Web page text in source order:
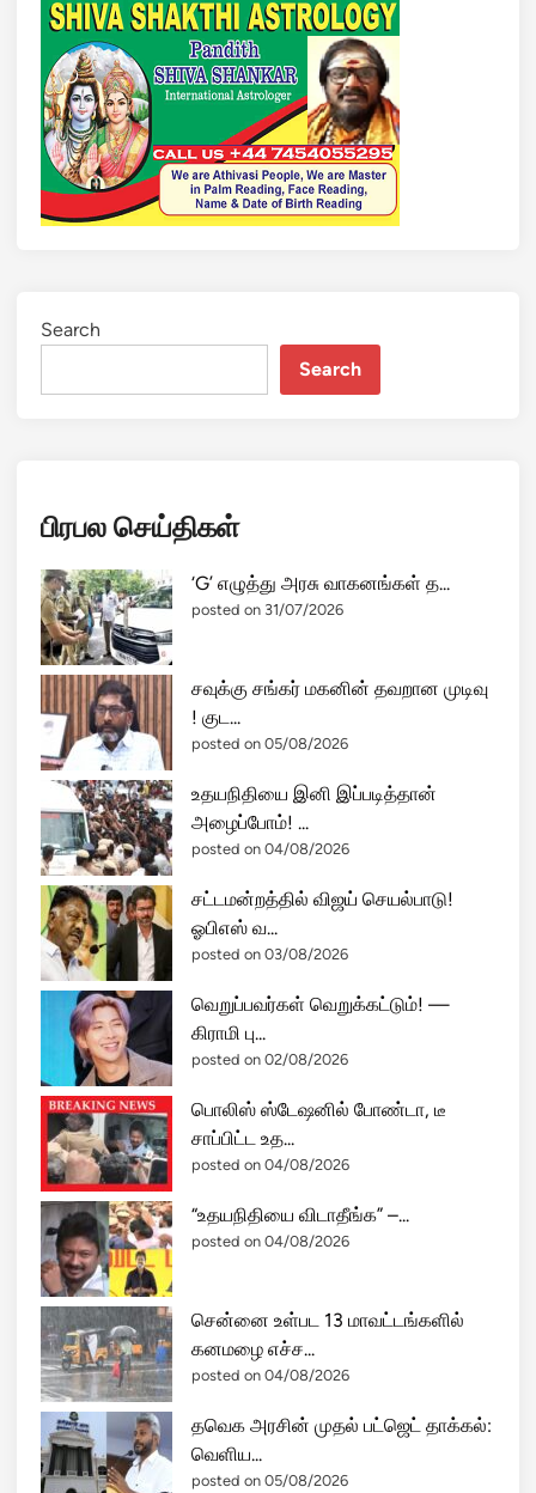
Search
Search
பிரபல செய்திகள்
‘G’ எழுத்து அரசு வாகனங்கள் த...
posted on 31/07/2026
சவுக்கு சங்கர் மகனின் தவறான முடிவு
! குட...
posted on 05/08/2026
உதயநிதியை இனி இப்படித்தான்
அழைப்போம்! ...
posted on 04/08/2026
சட்டமன்றத்தில் விஜய் செயல்பாடு!
ஓபிஎஸ் வ...
posted on 03/08/2026
வெறுப்பவர்கள் வெறுக்கட்டும்! —
கிராமி பு...
posted on 02/08/2026
பொலிஸ் ஸ்டேஷனில் போண்டா, டீ
சாப்பிட்ட உத...
posted on 04/08/2026
“உதயநிதியை விடாதீங்க” –...
posted on 04/08/2026
சென்னை உள்பட 13 மாவட்டங்களில்
கனமழை எச்ச...
posted on 04/08/2026
தவெக அரசின் முதல் பட்ஜெட் தாக்கல்:
வெளிய...
posted on 05/08/2026